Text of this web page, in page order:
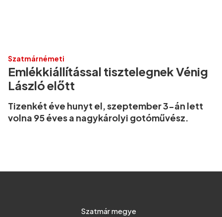
Szatmárnémeti
Emlékkiállítással tisztelegnek Vénig
László előtt
Tizenkét éve hunyt el, szeptember 3-án lett
volna 95 éves a nagykárolyi gotóművész.
Szatmár megye